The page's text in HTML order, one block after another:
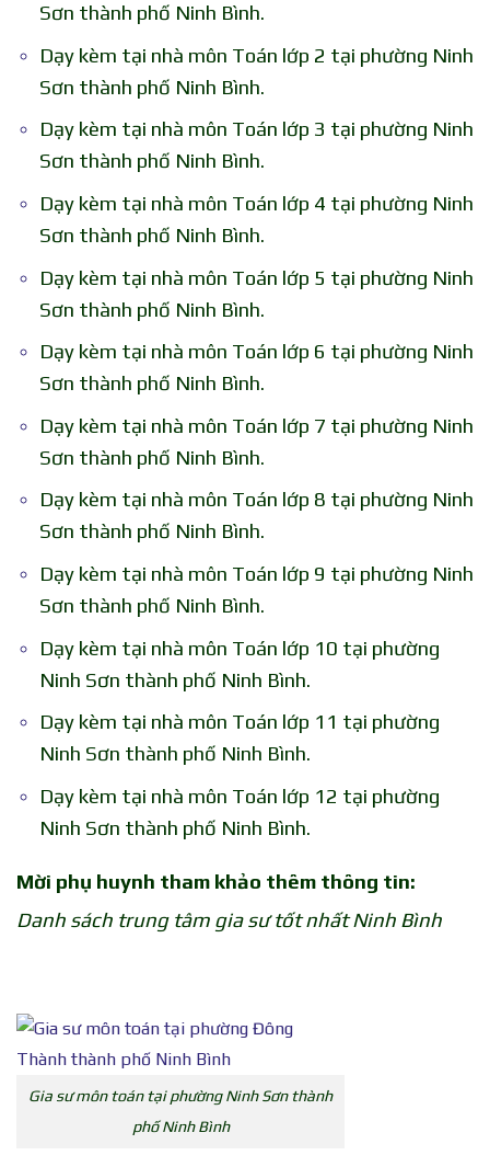
Sơn thành phố Ninh Bình.
Dạy kèm tại nhà môn Toán lớp 2 tại phường Ninh
Sơn thành phố Ninh Bình.
Dạy kèm tại nhà môn Toán lớp 3 tại phường Ninh
Sơn thành phố Ninh Bình.
Dạy kèm tại nhà môn Toán lớp 4 tại phường Ninh
Sơn thành phố Ninh Bình.
Dạy kèm tại nhà môn Toán lớp 5 tại phường Ninh
Sơn thành phố Ninh Bình.
Dạy kèm tại nhà môn Toán lớp 6 tại phường Ninh
Sơn thành phố Ninh Bình.
Dạy kèm tại nhà môn Toán lớp 7 tại phường Ninh
Sơn thành phố Ninh Bình.
Dạy kèm tại nhà môn Toán lớp 8 tại phường Ninh
Sơn thành phố Ninh Bình.
Dạy kèm tại nhà môn Toán lớp 9 tại phường Ninh
Sơn thành phố Ninh Bình.
Dạy kèm tại nhà môn Toán lớp 10 tại phường
Ninh Sơn thành phố Ninh Bình.
Dạy kèm tại nhà môn Toán lớp 11 tại phường
Ninh Sơn thành phố Ninh Bình.
Dạy kèm tại nhà môn Toán lớp 12 tại phường
Ninh Sơn thành phố Ninh Bình.
Mời phụ huynh tham khảo thêm thông tin:
Danh sách trung tâm gia sư tốt nhất Ninh Bình
Gia sư môn toán tại phường Ninh Sơn thành
phố Ninh Bình